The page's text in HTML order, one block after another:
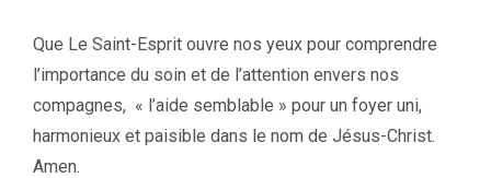
Que Le Saint-Esprit ouvre nos yeux pour comprendre
l’importance du soin et de l’attention envers nos
compagnes, « l’aide semblable » pour un foyer uni,
harmonieux et paisible dans le nom de Jésus-Christ.
Amen.